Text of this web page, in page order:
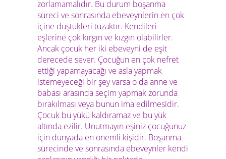
zorlamamalıdır. Bu durum boşanma
süreci ve sonrasında ebeveynlerin en çok
içine düştükleri tuzaktır. Kendileri
eşlerine çok kırgın ve kızgın olabilirler.
Ancak çocuk her iki ebeveyni de eşit
derecede sever. Çocuğun en çok nefret
ettiği yapamayacağı ve asla yapmak
istemeyeceği bir şey varsa o da anne ve
babası arasında seçim yapmak zorunda
bırakılması veya bunun ima edilmesidir.
Çocuk bu yükü kaldıramaz ve bu yük
altında ezilir. Unutmayın eşiniz çocuğunuz
için dünyada en önemli kişidir. Boşanma
sürecinde ve sonrasında ebeveynler kendi